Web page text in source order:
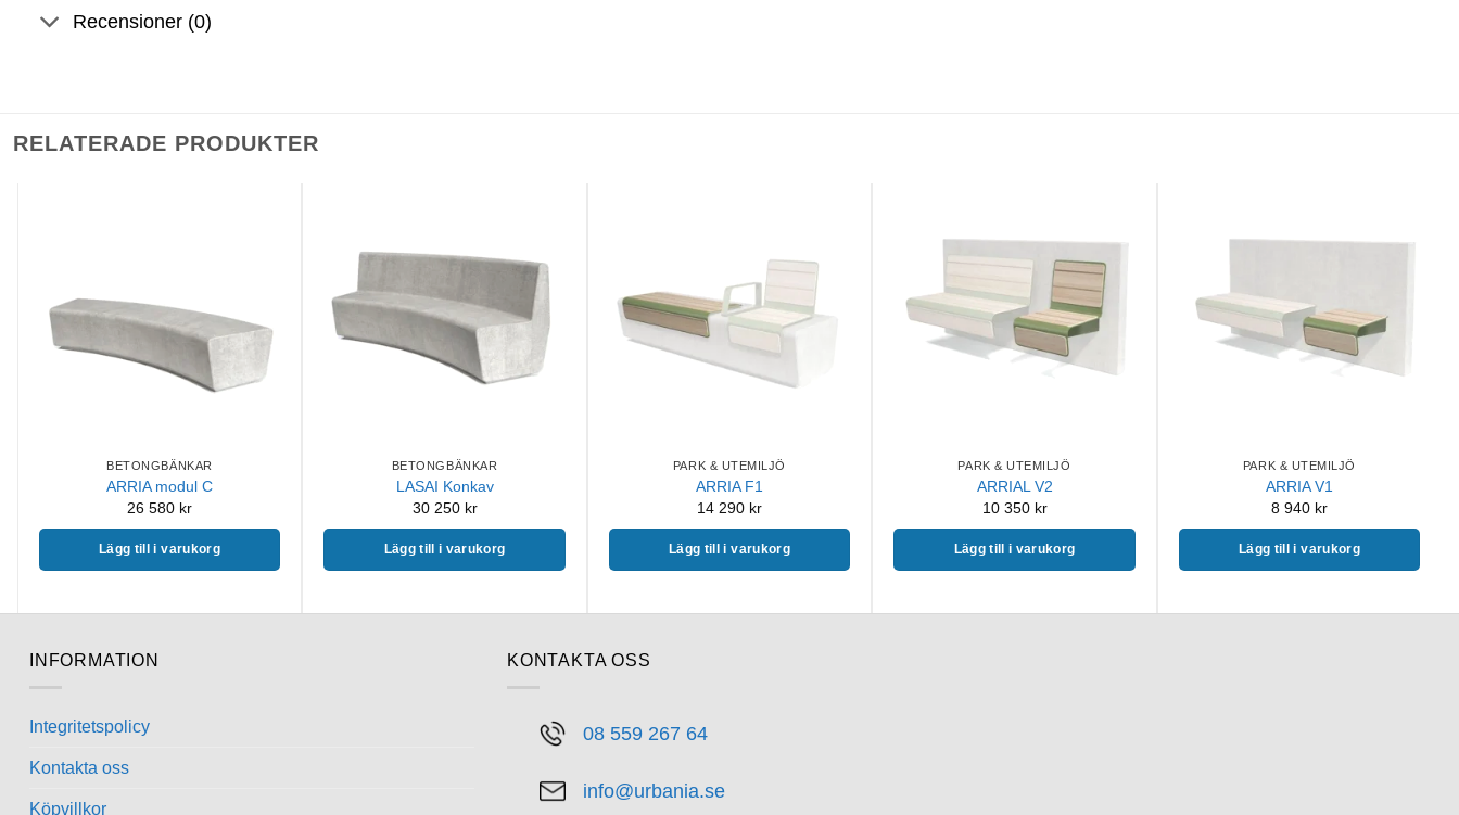
Recensioner (0)
RELATERADE PRODUKTER
BETONGBÄNKAR
ARRIA modul C
26 580 kr
Lägg till i varukorg
BETONGBÄNKAR
LASAI Konkav
30 250 kr
Lägg till i varukorg
PARK & UTEMILJÖ
ARRIA F1
14 290 kr
Lägg till i varukorg
PARK & UTEMILJÖ
ARRIAL V2
10 350 kr
Lägg till i varukorg
PARK & UTEMILJÖ
ARRIA V1
8 940 kr
Lägg till i varukorg
INFORMATION
Integritetspolicy
Kontakta oss
Köpvillkor
KONTAKTA OSS
08 559 267 64
info@urbania.se